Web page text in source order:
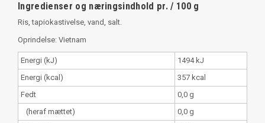
Ingredienser og næringsindhold pr. / 100 g
Ris, tapiokastivelse, vand, salt.
Oprindelse: Vietnam
Energi (kJ)
1494 kJ
Energi (kcal)
357 kcal
Fedt
0,0 g
(heraf mættet)
0,0 g